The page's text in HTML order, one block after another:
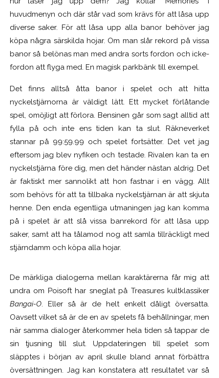
huvudmenyn och där står vad som krävs för att låsa upp
diverse saker. För att låsa upp alla banor behöver jag
köpa några särskilda hojar. Om man slår rekord på vissa
banor så belönas man med andra sorts fordon och icke-
fordon att flyga med. En magisk parkbänk till exempel.
Det finns alltså åtta banor i spelet och att hitta
nyckelstjärnorna är väldigt lätt. Ett mycket förlåtande
spel, omöjligt att förlora. Bensinen går som sagt alltid att
fylla på och inte ens tiden kan ta slut. Räkneverket
stannar på 99:59.99 och spelet fortsätter. Det vet jag
eftersom jag blev nyfiken och testade. Rivalen kan ta en
nyckelstjärna före dig, men det händer nästan aldrig. Det
är faktiskt mer sannolikt att hon fastnar i en vägg. Allt
som behövs för att ta tillbaka nyckelstjärnan är att skjuta
henne. Den enda egentliga utmaningen jag kan komma
på i spelet är att slå vissa banrekord för att låsa upp
saker, samt att ha tålamod nog att samla tillräckligt med
stjärndamm och köpa alla hojar.
De märkliga dialogerna mellan karaktärerna får mig att
undra om Poisoft har sneglat på Treasures kultklassiker
Bangai-O. Eller så är de helt enkelt dåligt översatta.
Oavsett vilket så är de en av spelets få behållningar, men
när samma dialoger återkommer hela tiden så tappar de
sin tjusning till slut. Uppdateringen till spelet som
släpptes i början av april skulle bland annat förbättra
översättningen. Jag kan konstatera att resultatet var så